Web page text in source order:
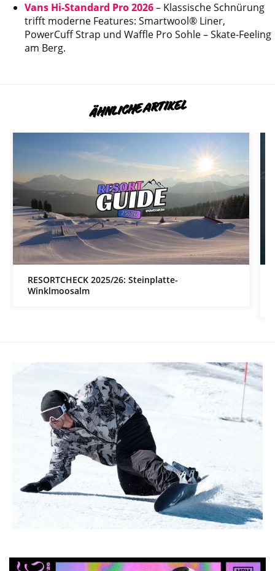
Vans Hi-Standard Pro 2026– Klassische Schnürung
trifft moderne Features: Smartwool® Liner,
PowerCuff Strap und Waffle Pro Sohle – Skate-Feeling
am Berg.
ÄHNLICHE ARTIKEL
RESORTCHECK 2025/26: Steinplatte-
Winklmoosalm